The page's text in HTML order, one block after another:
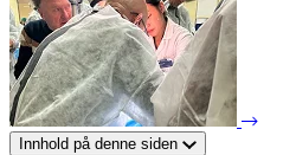
Innhold på denne siden